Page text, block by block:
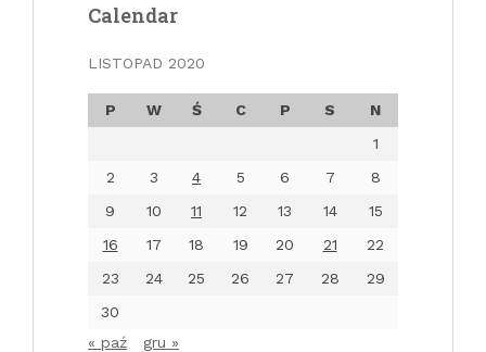
Calendar
LISTOPAD 2020
P W Ś C P S
N
1
2
3 4 5 6 7
8
9
10 11 12 13 14
15
16
17 18 19 20 21
22
23
24 25 26 27 28
29
30
« paź
gru »